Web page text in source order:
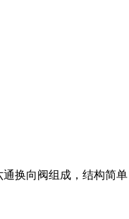
换向阀组成，结构简